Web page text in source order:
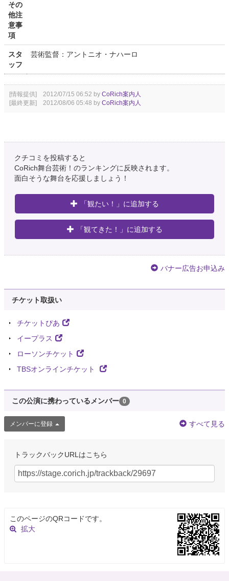
その
他注
意事
項
スタ
ッフ
芸術監督：アントニオ・ナハーロ
[情報提供] 2012/07/15 06:52 by CoRich案内人
[最終更新] 2012/08/06 05:48 by CoRich案内人
クチコミを投稿すると
CoRich舞台芸術！のランキングに反映されます。
面白そうな舞台を応援しましょう！
「観たい！」に追加する
「観てきた！」に追加する
バナー広告お申込み
チケット取扱い
チケットぴあ
イープラス
ローソンチケット
TBSオンラインチケット
この公演に携わっているメンバー 0
メンバーに登録 すべて見る
トラックバックURLはこちら
このページのQRコードです。
拡大